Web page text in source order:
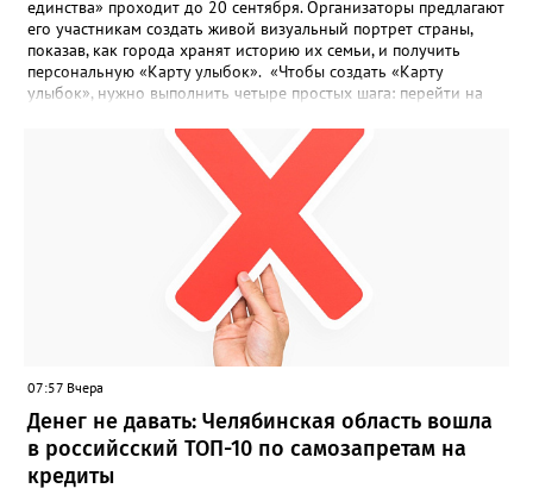
единства» проходит до 20 сентября. Организаторы предлагают
его участникам создать живой визуальный портрет страны,
показав, как города хранят историю их семьи, и получить
персональную «Карту улыбок». «Чтобы создать «Карту
улыбок», нужно выполнить четыре простых шага: перейти на
улыбок»; загрузить фотографию с улыбкой – подойдёт портрет
одного человека, пары, семьи или нескольких поколений в
одном кадре; отметить один или несколько городов,
связанных с историей семьи или важными воспоминаниями;
добавить подписи к городам, кратко объяснив связь с каждым
из них, указать контакты и подтвердить согласие с правилами
проекта», - говорится в инструкции на сайте проекта. ‍Заявка
может быть семейной, а после модерации стать частью
визуального архива проекта. 20 участников обещают
пригласить на итоговую фотосессию в Москве. Персональную
«Карту улыбок», которую можно скачать, сохранить и
опубликовать в социальных сетях, отмечают в оргкомитете,
получат все, кто улыбнулся.
07:57 Вчера
Денег не давать: Челябинская область вошла
в российсский ТОП-10 по самозапретам на
кредиты